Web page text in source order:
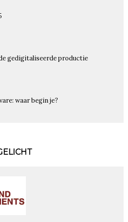
gedigitaliseerde productie
waar begin je?